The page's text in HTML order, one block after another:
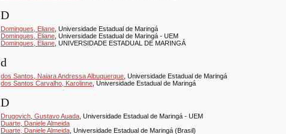
D
Domingues, Eliane, Universidade Estadual de Maringá
Domingues, Eliane, Universidade Estadual de Maringá - UEM
Domingues, Eliane, UNIVERSIDADE ESTADUAL DE MARINGÁ
d
dos Santos, Naiara Andressa Albuquerque, Universidade Estadual de Maringá
dos Santos Carvalho, Karolinne, Universidade Estadual de Maringá
D
Drugovich, Gustavo Auada, Universidade Estadual de Maringá - UEM
Duarte, Daniele Almeida
Duarte, Daniele Almeida, Universidade Estadual de Maringá (Brasil)